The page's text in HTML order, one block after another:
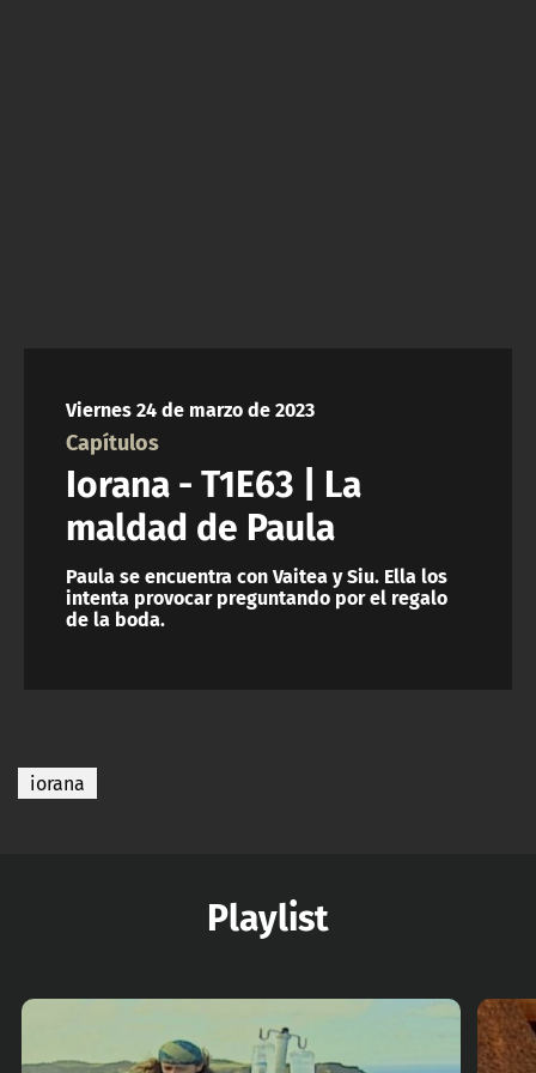
Viernes 24 de marzo de 2023
Capítulos
Iorana - T1E63 | La
maldad de Paula
Paula se encuentra con Vaitea y Siu. Ella los
intenta provocar preguntando por el regalo
de la boda.
iorana
Playlist